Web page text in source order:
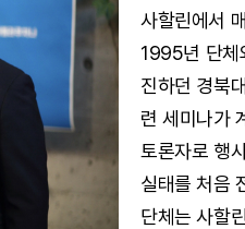
사할린에서
1995년 단체
진하던 경북
련 세미나가
토론자로 행
실태를 처음
단체는 사할